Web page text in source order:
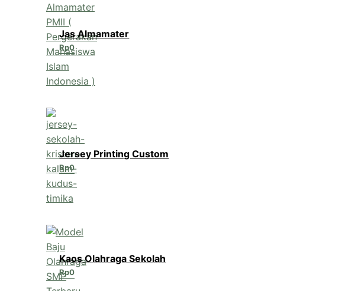
Jas Almamater
Rp0
Jersey Printing Custom
Rp0
Kaos Olahraga Sekolah
Rp0